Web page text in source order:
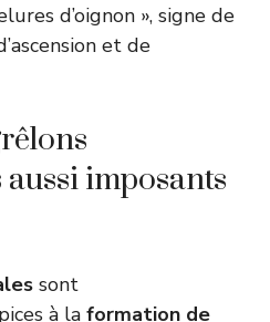
d’oignon », signe de
et de
imposants
sont
à la formation de